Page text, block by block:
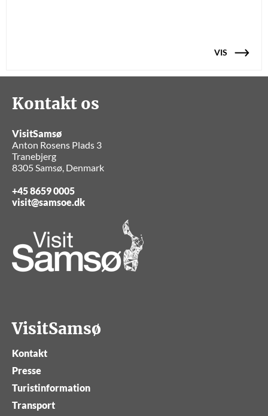
VIS
Kontakt os
VisitSamsø
Anton Rosens Plads 3
Tranebjerg
8305 Samsø, Denmark
+45 8659 0005
visit@samsoe.dk
VisitSamsø
Kontakt
Presse
Turistinformation
Transport